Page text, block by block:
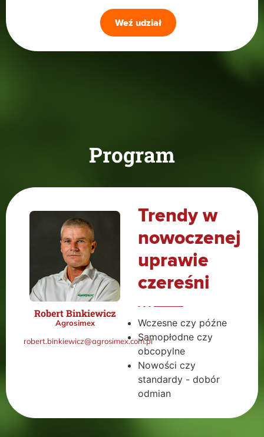
Weź udział
Program
Robert Binkiewicz
Agrosimex
robert.binkiewicz@agrosimex.com.pl
Trendy w
nowoczenej
uprawie
czereśni
Wczesne czy późne
Samopłodne czy
obcopylne
Nowości czy
standardy - dobór
odmian